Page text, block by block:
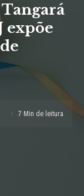
expõe
7 Min de leitura